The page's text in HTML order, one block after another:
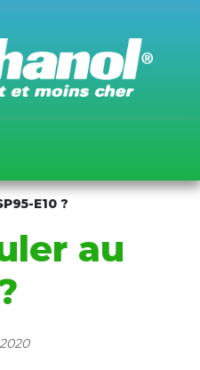
E10 ?
au